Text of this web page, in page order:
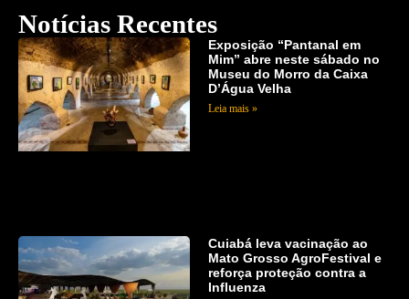
Notícias Recentes
Exposição “Pantanal em
Mim” abre neste sábado no
Museu do Morro da Caixa
D’Água Velha
Leia mais »
Cuiabá leva vacinação ao
Mato Grosso AgroFestival e
reforça proteção contra a
Influenza